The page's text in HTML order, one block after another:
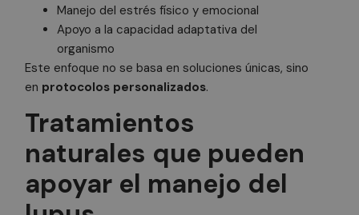
Manejo del estrés físico y emocional
Apoyo a la capacidad adaptativa del
organismo
Este enfoque no se basa en soluciones únicas, sino
en protocolos personalizados.
Tratamientos
naturales que pueden
apoyar el manejo del